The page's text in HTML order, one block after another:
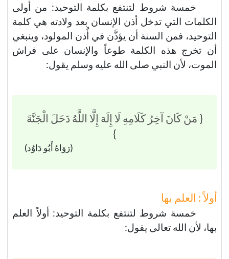
خمسة شروط لتنتفع بكلمة التوحيد: من أولى
الكلمات التي تدخل أذن الإنسان بعد ولادته هي كلمة
التوحيد، فمن السنة أن يؤذَّن في أُذن المولود، وينبغي
أن تخرج هذه الكلمة طوعاً والإنسان على فراش
الموت، لأن النبي صلى الله عليه وسلم يقول:
{ مَنْ كَانَ آخِرُ كَلَامِهِ لَا إِلَهَ إِلَّا اللَّهُ دَخَلَ الْجَنَّةَ
}
(رَوَاهُ أَبُو دَاوُد)
أولاً : العلم بها
خمسة شروط لتنتفع بكلمة التوحيد: أولاً العلم
بها، لأن الله تعالى يقول: